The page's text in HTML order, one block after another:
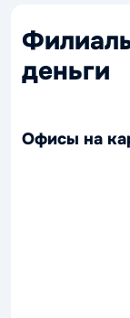
деньги
Офисы на